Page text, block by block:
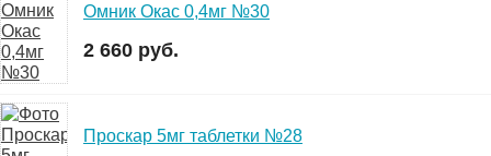
Омник Окас 0,4мг №30
2 660 руб.
Проскар 5мг таблетки №28